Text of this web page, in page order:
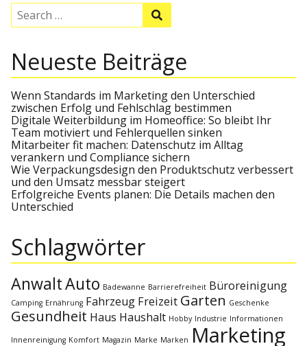
S
c
h
f
o
r
:
e
c
h
Neueste Beiträge
Wenn Standards im Marketing den Unterschied
zwischen Erfolg und Fehlschlag bestimmen
Digitale Weiterbildung im Homeoffice: So bleibt Ihr
Team motiviert und Fehlerquellen sinken
Mitarbeiter fit machen: Datenschutz im Alltag
verankern und Compliance sichern
Wie Verpackungsdesign den Produktschutz verbessert
und den Umsatz messbar steigert
Erfolgreiche Events planen: Die Details machen den
Unterschied
Schlagwörter
AnwaltAuto Badewanne Barrierefreiheit Büroreinigung
Camping Ernährung Fahrzeug Freizeit Garten Geschenke
Gesundheit Haus Haushalt Hobby Industrie Informationen
Innenreinigung Komfort Magazin Marke Marken Marketing